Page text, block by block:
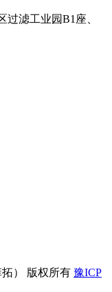
滤工业园B1座、
） 版权所有 豫ICP